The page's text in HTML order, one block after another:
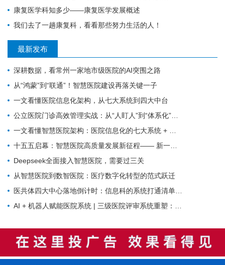
康复医学科知多少——康复医学发展概述
我们去了一趟康复科，看看那些努力生活的人！
最新发布
深耕数据，看常州一家地市级医院的AI突围之路
从“鸿蒙”到“联通”！智慧医院建设再落关键一子
一文看懂医院信息化架构，从七大系统到四大中台
公立医院门诊高效管理实战：从“人盯人”到“体系化”的破局之道
一文看懂智慧医院架构：医院信息化的七大系统 + 五大主索引 + 四大数据中心 + 四大中台+四大数据概念
十五五启幕：智慧医院高质量发展新征程—— 新一代 HIS/EMR + AI + 大数据，如何成为公立医院的新引擎？
Deepseek全面接入智慧医院，需要过三关
从智慧医院到数智医院：医疗数字化转型的范式跃迁
医共体四大中心落地倒计时：信息科的系统打通清单来了
AI + 机器人赋能医院系统 | 三级医院评审系统重塑：从突击迎检到长效提质